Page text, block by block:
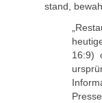
stand,
16:9)